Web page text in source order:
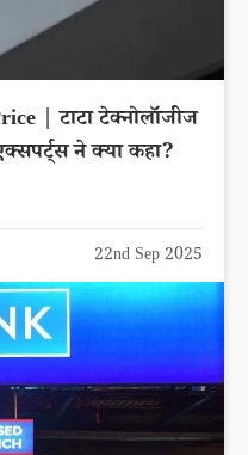
| टाटा टेक्नोलॉजीज
ने क्या कहा?
22nd Sep 2025